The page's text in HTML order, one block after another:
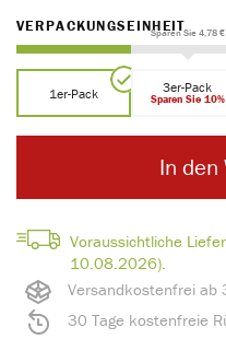
Versandkostenfrei ab
30 Tage kostenfreie
Voraussichtliche
10.08.2026).
VERPACKUNGSEINHEITSparen Sie 4,78 €
1er-Pack 3er-Pack
Sparen Sie 10%
In den